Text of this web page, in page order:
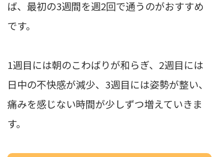
ば、最初の3週間を週2回で通うのがおすすめ
です。
1週目には朝のこわばりが和らぎ、2週目には
日中の不快感が減少、3週目には姿勢が整い、
痛みを感じない時間が少しずつ増えていきま
す。